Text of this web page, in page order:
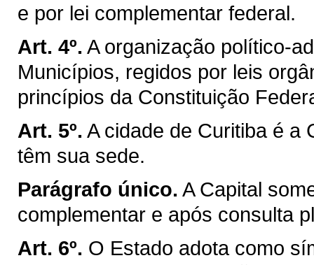
e por lei complementar federal.
Art. 4º. A organização político-
Municípios, regidos por leis
princípios da Constituição
Art. 5º. A cidade de Curitiba é a
têm sua sede.
Parágrafo único. A Capital
complementar e após consulta
Art. 6º. O Estado adota como